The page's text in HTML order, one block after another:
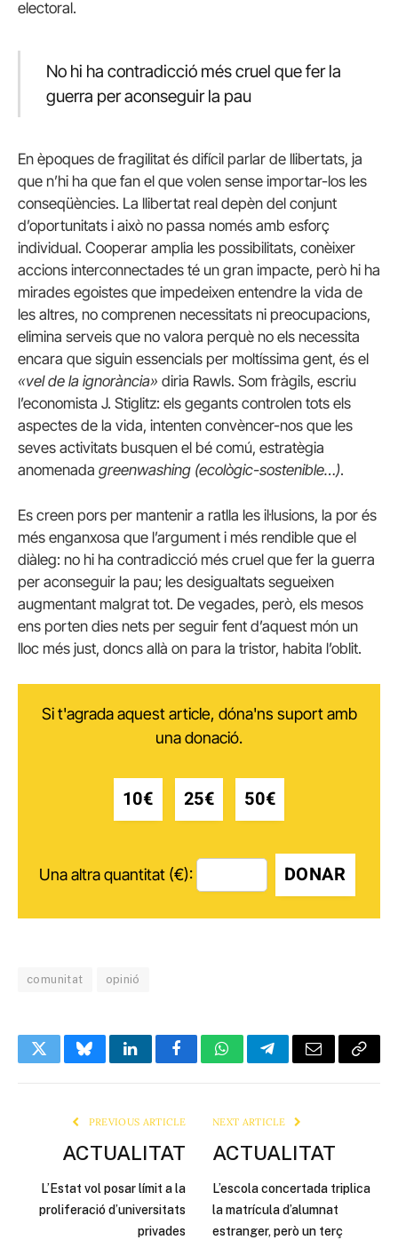
electoral.
No hi ha contradicció més cruel que fer la
guerra per aconseguir la pau
En èpoques de fragilitat és difícil parlar de llibertats, ja
que n’hi ha que fan el que volen sense importar-los les
conseqüències. La llibertat real depèn del conjunt
d’oportunitats i això no passa només amb esforç
individual. Cooperar amplia les possibilitats, conèixer
accions interconnectades té un gran impacte, però hi ha
mirades egoistes que impedeixen entendre la vida de
les altres, no comprenen necessitats ni preocupacions,
elimina serveis que no valora perquè no els necessita
encara que siguin essencials per moltíssima gent, és el
«vel de la ignorància» diria Rawls. Som fràgils, escriu
l’economista J. Stiglitz: els gegants controlen tots els
aspectes de la vida, intenten convèncer-nos que les
seves activitats busquen el bé comú, estratègia
anomenada greenwashing (ecològic-sostenible…).
Es creen pors per mantenir a ratlla les il·lusions, la por és
més enganxosa que l’argument i més rendible que el
diàleg: no hi ha contradicció més cruel que fer la guerra
per aconseguir la pau; les desigualtats segueixen
augmentant malgrat tot. De vegades, però, els mesos
ens porten dies nets per seguir fent d’aquest món un
lloc més just, doncs allà on para la tristor, habita l’oblit.
Si t'agrada aquest article, dóna'ns suport amb
una donació.
10€ 25€ 50€
Una altra quantitat (€): DONAR
comunitat opinió
TwitterBlueskyLinkedInFacebookWhatsAppTelegramEmail Copy
PREVIOUS ARTICLE
ACTUALITAT
L’Estat vol posar límit a la
proliferació d’universitats
privades
NEXT ARTICLE
ACTUALITAT
L’escola concertada triplica
la matrícula d’alumnat
estranger, però un terç